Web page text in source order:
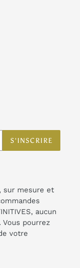
S'INSCRIRE
sur mesure et
aucun
pourrez
votre